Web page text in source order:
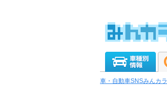
車・自動車SNSみんカラ